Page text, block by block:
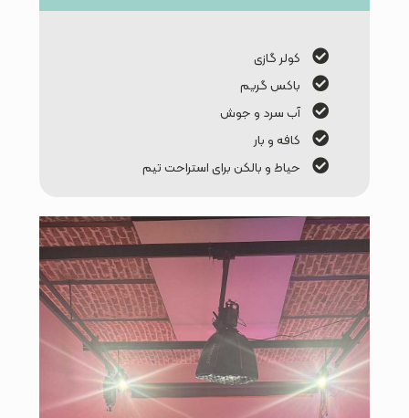
کولر گازی
باکس گریم
آب سرد و جوش
کافه و بار
حیاط و بالکن برای استراحت تیم